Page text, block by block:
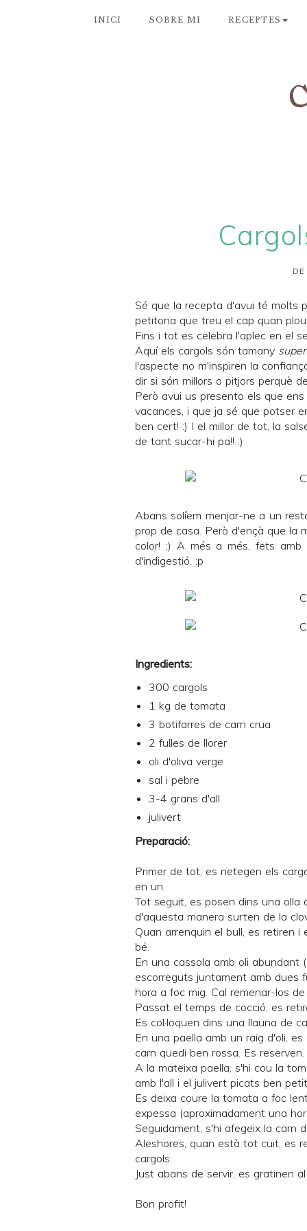
INICI SOBRE MI RECEPTES
Sé que la recepta d'avui té molts
petitona que treu el cap quan
Fins i tot es celebra l'aplec en el
Aquí els cargols són tamany
l'aspecte no m'inspiren la
dir si són millors o pitjors perquè
Però avui us presento els que
vacances, i que ja sé que potser
ben cert! :) I el millor de tot, la
de tant sucar-hi pa!! :)
Abans solíem menjar-ne a un
prop de casa. Però d'ençà que la
color! ;) A més a més, fets amb
d'indigestió. :p
Ingredients:
300 cargols
1 kg de tomata
3 botifarres de carn crua
2 fulles de llorer
oli d'oliva verge
sal i pebre
3-4 grans d'all
julivert
Preparació:
Primer de tot, es netegen els
en un.
Tot seguit, es posen dins una olla
d'aquesta manera surten de la
Quan arrenquin el bull, es retiren
bé.
En una cassola amb oli
escorreguts juntament amb dues
hora a foc mig. Cal remenar-los
Passat el temps de cocció, es
Es col·loquen dins una llauna de
En una paella amb un raig d'oli,
carn quedi ben rossa. Es reserven.
A la mateixa paella, s'hi cou la
amb l'all i el julivert picats ben
Es deixa coure la tomata a foc
expessa (aproximadament una
Seguidament, s'hi afegeix la carn
Aleshores, quan està tot cuit, es
cargols.
Just abans de servir, es gratinen
Bon profit!